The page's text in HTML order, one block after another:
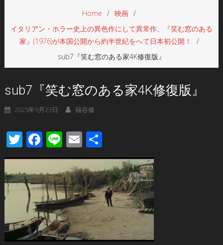
Home
映画
イタリアン・ホラー史上の異色作にして異常作、『笑む窓のある
家』(1976)が本国公開から約半世紀をへて日本初公開！
sub7『笑む窓のある家4K修復版』
sub7『笑む窓のある家4K修復版』
2025年9月23日 福谷修
TwitterFacebook
LineEmail
有